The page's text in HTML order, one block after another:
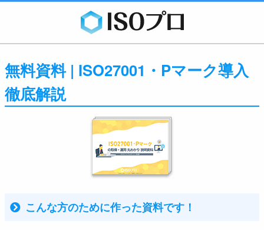
無料資料 | ISO27001・Pマーク導入
徹底解説
こんな方のために作った資料です！